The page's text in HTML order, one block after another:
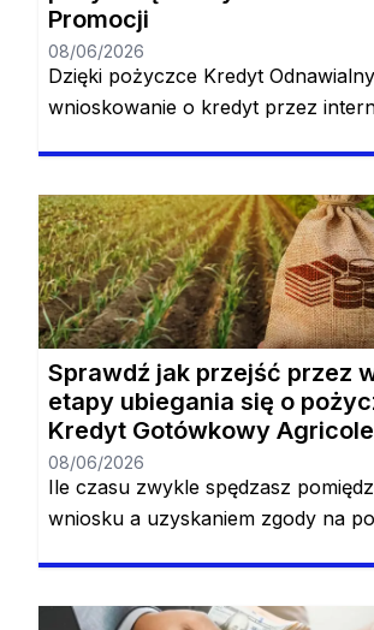
Promocji
08/06/2026
Dzięki pożyczce Kredyt
wnioskowanie o kredyt przez
biurokracją. Najlepszy kredyt
zasięgu ręki, a jego złożenie
kilka minut dnia. To, co było już
stanie się jeszcze łatwiejsze, […]
Sprawdź jak przejść przez
etapy ubiegania się o
Kredyt Gotówkowy Agricole
08/06/2026
Ile czasu zwykle spędzasz
wniosku a uzyskaniem zgody na
masz takiego czasu lub po prostu